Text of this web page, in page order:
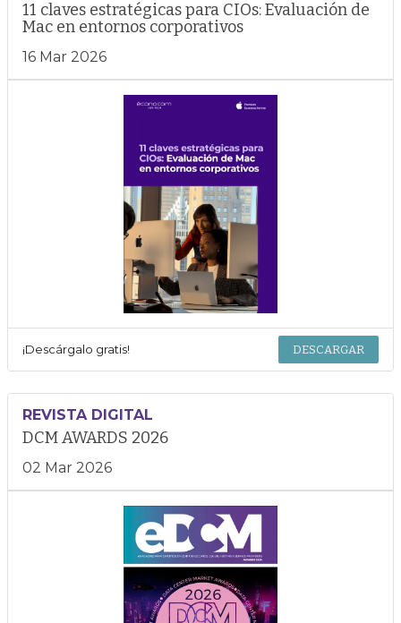
11 claves estratégicas para CIOs: Evaluación de
Mac en entornos corporativos
16 Mar 2026
¡Descárgalo gratis! DESCARGAR
REVISTA DIGITAL
DCM AWARDS 2026
02 Mar 2026